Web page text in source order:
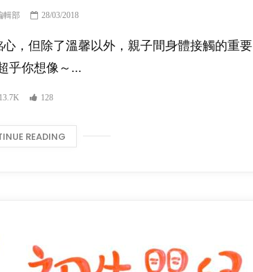
輯部 28/03/2018
，但除了溫馨以外，親子間身體接觸的重要
乎你想像～...
128
READING